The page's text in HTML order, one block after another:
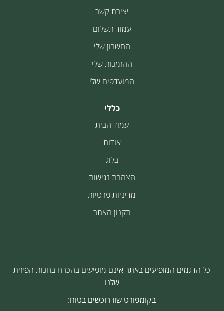
יצירת קשר
עמוד תשלום
החשבון שלי
ההזמנות שלי
המועדפים שלי
כללי
עמוד הבית
אודות
בלוג
הצהרת נגישות
מדיניות פרטיות
תקנון האתר
כל הדגמים המופיעים באתר אינם מופיעים בהכרח בחנות הפיזית
שלנו
בקומפורט שוז רוכשים בטוח: